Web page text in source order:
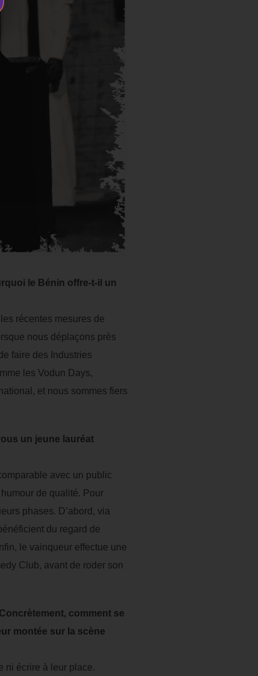
le Bénin offre-t-il un
récentes mesures de
nous déplaçons près
faire des Industries
les Vodun Days,
et nous sommes fiers
un jeune lauréat
avec un public
de qualité. Pour
phases. D’abord, via
du regard de
le vainqueur effectue une
Club, avant de roder son
comment se
montée sur la scène
ni écrire à leur place.